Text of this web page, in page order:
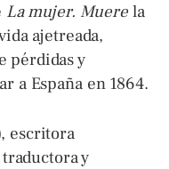
La mujer. Muerela
ajetreada,
pérdidas y
a España en 1864.
escritora
y